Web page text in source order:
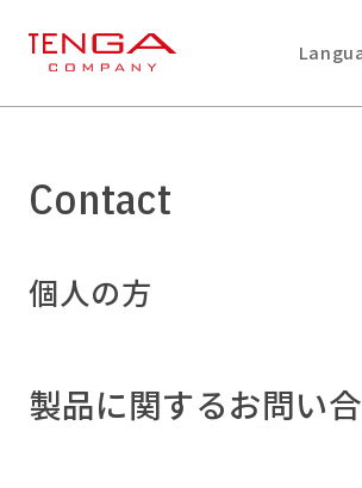
Contact
個人の方
製品に関するお問い